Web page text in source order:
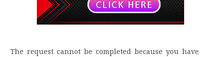
The request cannot be completed because you have